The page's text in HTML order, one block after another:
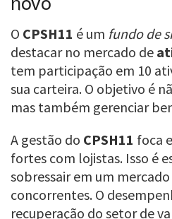
O CPSH11 é um fundo de
destacar no mercado de
tem participação em 10
sua carteira. O objetivo é
mas também gerenciar
A gestão do CPSH11 foca
fortes com lojistas. Isso é
sobressair em um
concorrentes. O
recuperação do setor de